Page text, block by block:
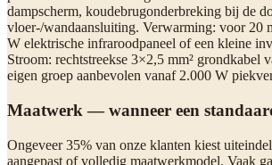
dampscherm, koudebrugonderbreking bij de
vloer-/wandaansluiting. Verwarming: voor 20
W elektrische infraroodpaneel of een kleine
Stroom: rechtstreekse 3×2,5 mm² grondkabel
eigen groep aanbevolen vanaf 2.000 W
Maatwerk — wanneer een
Ongeveer 35% van onze klanten kiest
aangepast of volledig maatwerkmodel. Vaak